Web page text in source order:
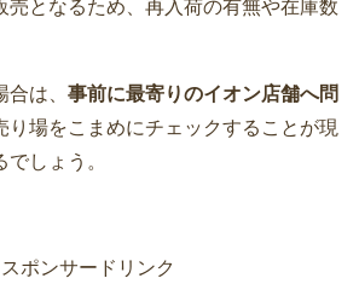
売となるため、再入荷の有無や在庫数
は、 事前に最寄りのイオン店舗へ問
り場をこまめにチェックすることが現
しょう。
スポンサードリンク